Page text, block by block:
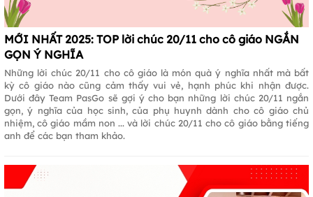
MỚI NHẤT 2025: TOP lời chúc 20/11 cho cô giáo NGẮN
GỌN Ý NGHĨA
Những lời chúc 20/11 cho cô giáo là món quà ý nghĩa nhất mà bất
kỳ cô giáo nào cũng cảm thấy vui vẻ, hạnh phúc khi nhận được.
Dưới đây Team PasGo sẽ gợi ý cho bạn những lời chúc 20/11 ngắn
gọn, ý nghĩa của học sinh, của phụ huynh dành cho cô giáo chủ
nhiệm, cô giáo mầm non ... và lời chúc 20/11 cho cô giáo bằng tiếng
anh để các bạn tham khảo.